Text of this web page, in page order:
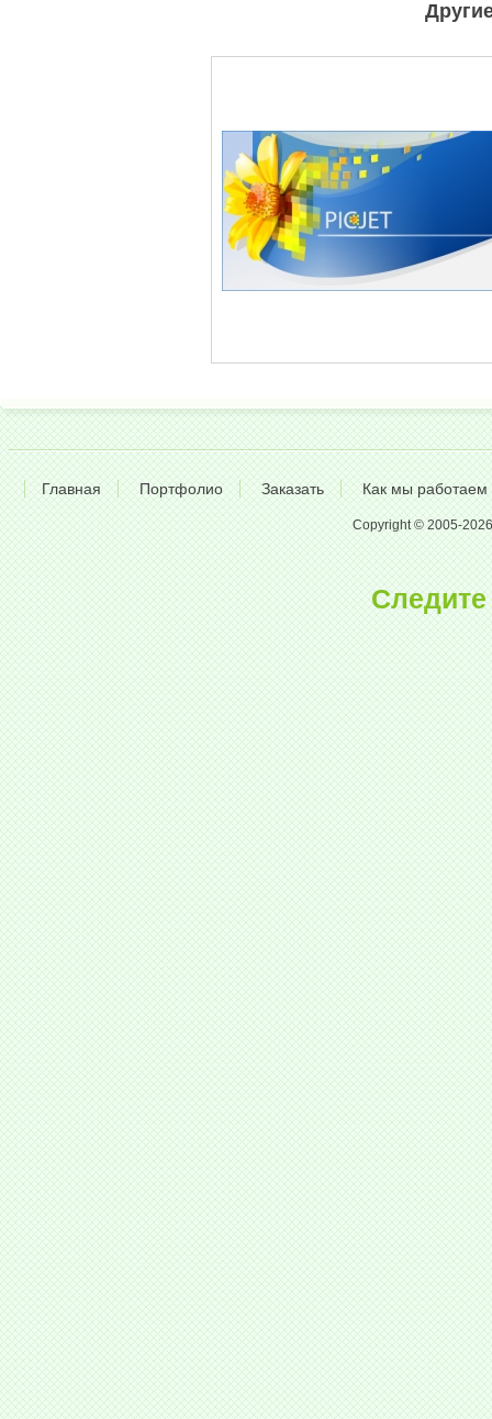
Главная Портфолио Заказать Как мы работаем
Copyright © 2005-